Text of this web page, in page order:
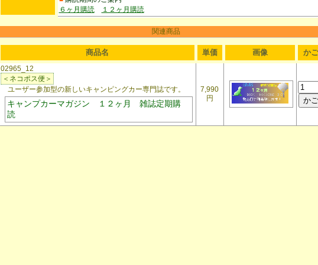
６ヶ月購読
１２ヶ月購読
関連商品
商品名 単価 画像 か
02965_12
＜ネコポス便＞
ユーザー参加型の新しいキャンピングカー専門誌です。
キャンプカーマガジン １２ヶ月 雑誌定期購
読
7,990
円